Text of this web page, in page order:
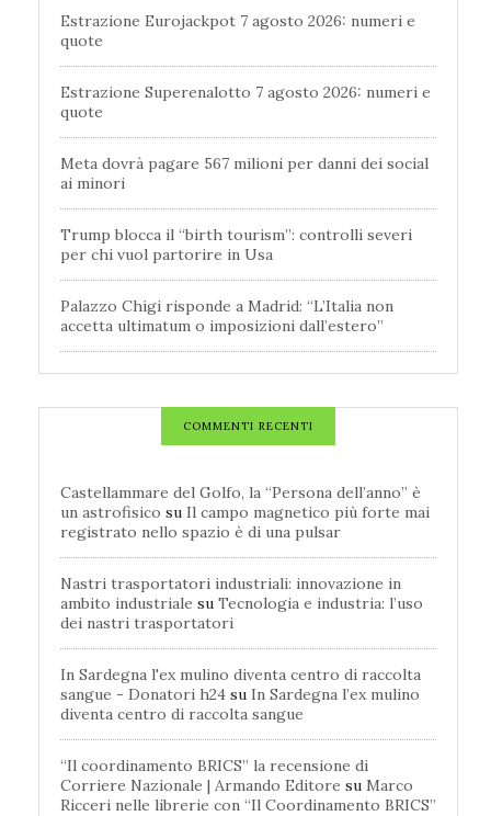
Estrazione Eurojackpot 7 agosto 2026: numeri e
quote
Estrazione Superenalotto 7 agosto 2026: numeri e
quote
Meta dovrà pagare 567 milioni per danni dei social
ai minori
Trump blocca il “birth tourism”: controlli severi
per chi vuol partorire in Usa
Palazzo Chigi risponde a Madrid: “L’Italia non
accetta ultimatum o imposizioni dall’estero”
COMMENTI RECENTI
Castellammare del Golfo, la “Persona dell’anno” è
un astrofisico su Il campo magnetico più forte mai
registrato nello spazio è di una pulsar
Nastri trasportatori industriali: innovazione in
ambito industriale su Tecnologia e industria: l’uso
dei nastri trasportatori
In Sardegna l'ex mulino diventa centro di raccolta
sangue - Donatori h24 su In Sardegna l’ex mulino
diventa centro di raccolta sangue
“Il coordinamento BRICS” la recensione di
Corriere Nazionale | Armando Editore su Marco
Ricceri nelle librerie con “Il Coordinamento BRICS”